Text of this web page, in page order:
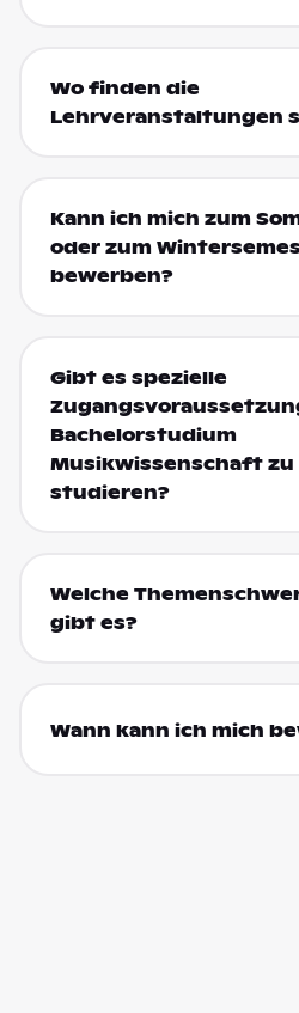
Wo finden die
Lehrveranstaltungen
Kann ich mich zum
oder zum
bewerben?
Gibt es spezielle
Bachelorstudium
Musikwissenschaft zu
studieren?
Welche
gibt es?
Wann kann ich mich